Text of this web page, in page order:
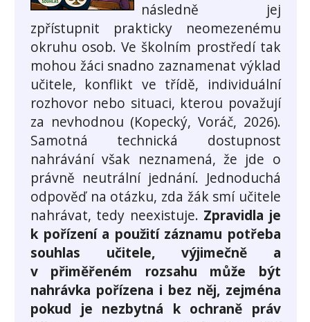
následně jej
zpřístupnit prakticky neomezenému
okruhu osob. Ve školním prostředí tak
mohou žáci snadno zaznamenat výklad
učitele, konflikt ve třídě, individuální
rozhovor nebo situaci, kterou považují
za nevhodnou (Kopecký, Voráč, 2026).
Samotná technická dostupnost
nahrávání však neznamená, že jde o
právně neutrální jednání. Jednoduchá
odpověď na otázku, zda žák smí učitele
nahrávat, tedy neexistuje. Zpravidla je
k pořízení a použití záznamu potřeba
souhlas učitele, výjimečně a
v přiměřeném rozsahu může být
nahrávka pořízena i bez něj, zejména
pokud je nezbytná k ochraně práv